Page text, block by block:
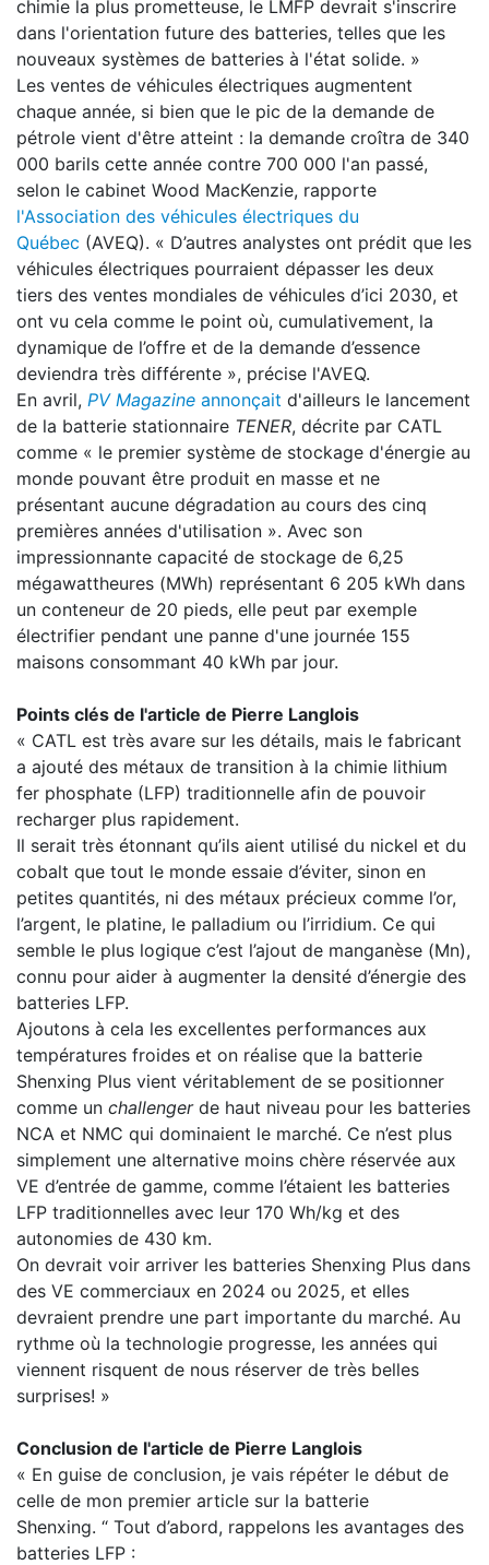
chimie la plus prometteuse, le LMFP devrait s'inscrire
dans l'orientation future des batteries, telles que les
nouveaux systèmes de batteries à l'état solide. »
Les ventes de véhicules électriques augmentent
chaque année, si bien que le pic de la demande de
pétrole vient d'être atteint : la demande croîtra de 340
000 barils cette année contre 700 000 l'an passé,
selon le cabinet Wood MacKenzie, rapporte
l'Association des véhicules électriques du
Québec (AVEQ). « D’autres analystes ont prédit que les
véhicules électriques pourraient dépasser les deux
tiers des ventes mondiales de véhicules d’ici 2030, et
ont vu cela comme le point où, cumulativement, la
dynamique de l’offre et de la demande d’essence
deviendra très différente », précise l'AVEQ.
En avril, PV Magazine annonçait d'ailleurs le lancement
de la batterie stationnaire TENER, décrite par CATL
comme « le premier système de stockage d'énergie au
monde pouvant être produit en masse et ne
présentant aucune dégradation au cours des cinq
premières années d'utilisation ». Avec son
impressionnante capacité de stockage de 6,25
mégawattheures (MWh) représentant 6 205 kWh dans
un conteneur de 20 pieds, elle peut par exemple
électrifier pendant une panne d'une journée 155
maisons consommant 40 kWh par jour.
Points clés de l'article de Pierre Langlois
« CATL est très avare sur les détails, mais le fabricant
a ajouté des métaux de transition à la chimie lithium
fer phosphate (LFP) traditionnelle afin de pouvoir
recharger plus rapidement.
Il serait très étonnant qu’ils aient utilisé du nickel et du
cobalt que tout le monde essaie d’éviter, sinon en
petites quantités, ni des métaux précieux comme l’or,
l’argent, le platine, le palladium ou l’irridium. Ce qui
semble le plus logique c’est l’ajout de manganèse (Mn),
connu pour aider à augmenter la densité d’énergie des
batteries LFP.
Ajoutons à cela les excellentes performances aux
températures froides et on réalise que la batterie
Shenxing Plus vient véritablement de se positionner
comme un challengerde haut niveau pour les batteries
NCA et NMC qui dominaient le marché. Ce n’est plus
simplement une alternative moins chère réservée aux
VE d’entrée de gamme, comme l’étaient les batteries
LFP traditionnelles avec leur 170 Wh/kg et des
autonomies de 430 km.
On devrait voir arriver les batteries Shenxing Plus dans
des VE commerciaux en 2024 ou 2025, et elles
devraient prendre une part importante du marché. Au
rythme où la technologie progresse, les années qui
viennent risquent de nous réserver de très belles
surprises! »
Conclusion de l'article de Pierre Langlois
« En guise de conclusion, je vais répéter le début de
celle de mon premier article sur la batterie
Shenxing. “ Tout d’abord, rappelons les avantages des
batteries LFP :